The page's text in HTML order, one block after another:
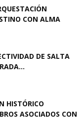
CON ALMA
DE SALTA
HISTÓRICO
ASOCIADOS CON